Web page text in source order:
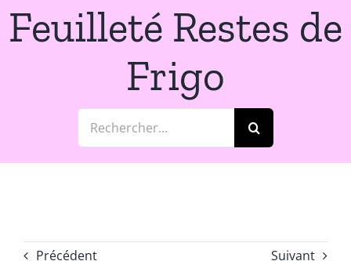
Feuilleté Restes de
Frigo
Rechercher:
Précédent Suivant